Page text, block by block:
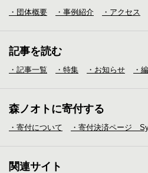
・団体概要 ・事例紹介 ・アクセス
記事を読む
・記事一覧 ・特集 ・お知らせ ・
森ノオトに寄付する
・寄付について ・寄付決済ページ
関連サイト